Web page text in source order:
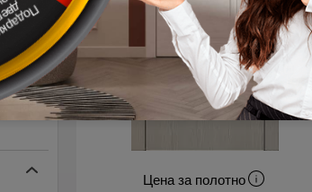
Цена за полотно